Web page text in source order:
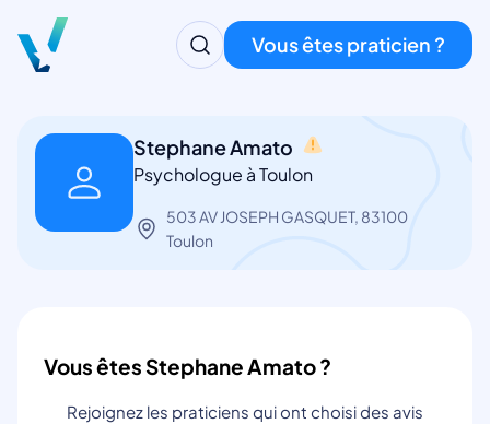
Vous êtes praticien ?
Stephane Amato
Psychologue à Toulon
503 AV JOSEPH GASQUET, 83100
Toulon
Vous êtes Stephane Amato ?
Rejoignez les praticiens qui ont choisi des avis